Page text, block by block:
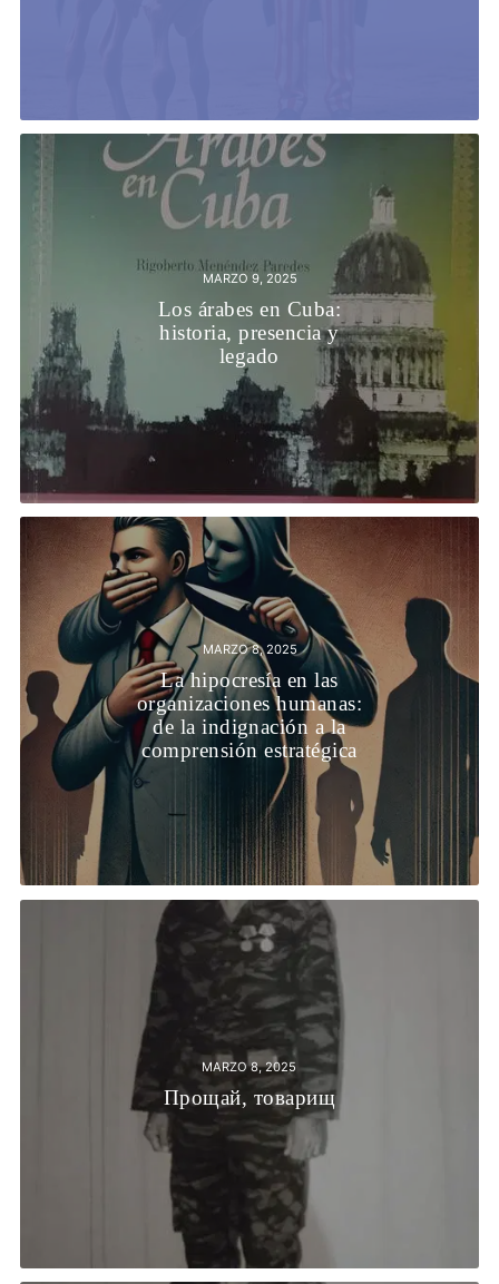
MARZO 9, 2025
Los árabes en Cuba:
historia, presencia y
legado
MARZO 8, 2025
La hipocresía en las
organizaciones humanas:
de la indignación a la
comprensión estratégica
MARZO 8, 2025
Прощай, товарищ